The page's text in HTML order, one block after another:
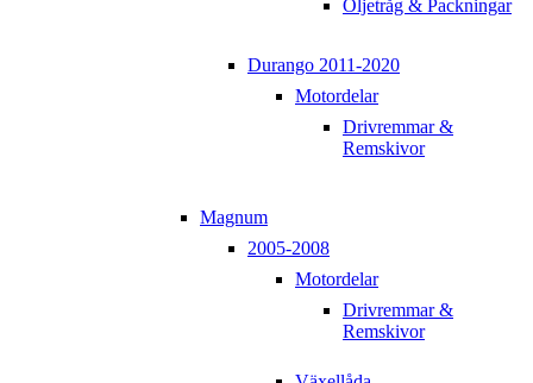
Oljetråg & Packningar
Durango 2011-2020
Motordelar
Drivremmar &
Remskivor
Magnum
2005-2008
Motordelar
Drivremmar &
Remskivor